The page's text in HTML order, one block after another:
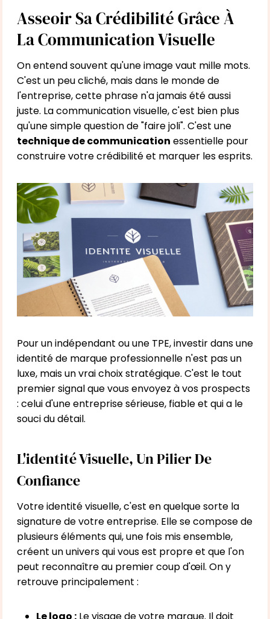
Asseoir Sa Crédibilité Grâce À
La Communication Visuelle
On entend souvent qu'une image vaut mille mots.
C'est un peu cliché, mais dans le monde de
l'entreprise, cette phrase n'a jamais été aussi
juste. La communication visuelle, c'est bien plus
qu'une simple question de "faire joli". C'est une
technique de communication essentielle pour
construire votre crédibilité et marquer les esprits.
Pour un indépendant ou une TPE, investir dans une
identité de marque professionnelle n'est pas un
luxe, mais un vrai choix stratégique. C'est le tout
premier signal que vous envoyez à vos prospects
: celui d'une entreprise sérieuse, fiable et qui a le
souci du détail.
L'identité Visuelle, Un Pilier De
Confiance
Votre identité visuelle, c'est en quelque sorte la
signature de votre entreprise. Elle se compose de
plusieurs éléments qui, une fois mis ensemble,
créent un univers qui vous est propre et que l'on
peut reconnaître au premier coup d'œil. On y
retrouve principalement :